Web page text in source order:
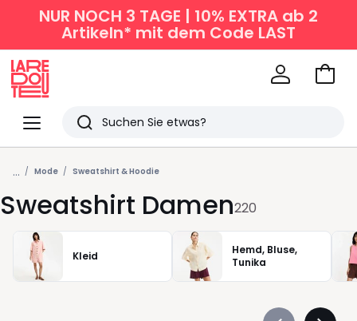
NUR NOCH 3 TAGE | 10% EXTRA ab 2
Artikeln* mit dem Code LAST
Menü
Redoute
Suchen
Zuletzt
angesehen
Artikel
Zum
... Mode Sweatshirt & Hoodie
Sweatshirt Damen220
Kleid
Hemd, Bluse,
Tunika